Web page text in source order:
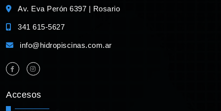
Av. Eva Perón 6397 | Rosario
341 615-5627
info@hidropiscinas.com.ar
Accesos